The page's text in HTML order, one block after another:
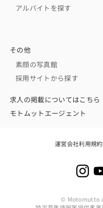
アルバイトを探す
その他
素顔の写真館
採用サイトから探す
求人の掲載についてはこちら
モトムットエージェント
運営会社利用規約
© Motomutto